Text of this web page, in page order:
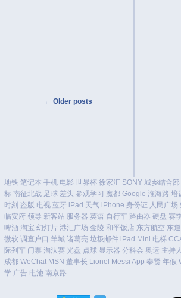
Post navigation
← Older posts
地铁 笔记本 手机 电影 世界杯 徐家汇 SONY 城乡结合部
标 南征北战 足球 差头 参观学习 魔都 Google 淮海路 培
时刻 盗版 电视 蓝牙 iPad 天气 iPhone 身份证 人民广场
临安府 领导 新客站 服务器 英语 自行车 路由器 硬盘 赛
啤酒 淘宝 幻灯片 港汇广场 金陵 和平饭店 东方航空 东
微软 调查户口 羊城 诸葛亮 垃圾邮件 iPad Mini 电梯
际列车 门票 淘汰赛 光盘 点球 显示器 分科会 奥运 主持人
成都 WeChat MSN 董事长 Lionel Messi App 奉贤 年假
学 广告 电池 南京路